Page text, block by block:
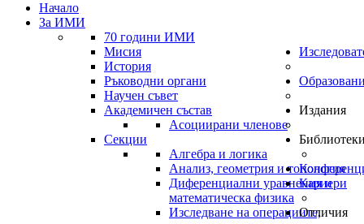
Начало
За ИМИ
70 години ИМИ
Мисия
История
Ръководни органи
Научен съвет
Академичен състав
Асоциирани членове
Секции
Алгебра и логика
Анализ, геометрия и топология
Диференциални уравнения и
математическа физика
Изследване на операциите,
Издания
Кариери
Отличия